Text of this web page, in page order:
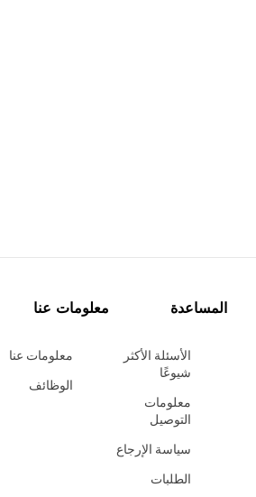
المساعدة
الأسئلة الأكثر
شيوعًا
معلومات
التوصيل
سياسة الإرجاع
الطلبات
معلومات عنا
معلومات عنا
الوظائف